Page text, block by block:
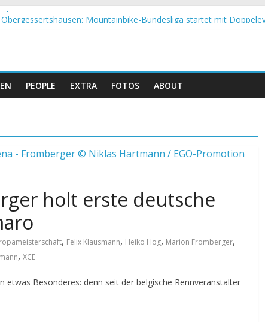
Strecke nicht vom Unwetter betroffen
Mountainbike-Bundesliga startet mit
PEOPLE EXTRA FOTOS ABOUT
holt erste deutsche
, Felix Klausmann, Heiko Hog, Marion Fromberger,
, XCE
etwas Besonderes: denn seit der belgische Rennveranstalter